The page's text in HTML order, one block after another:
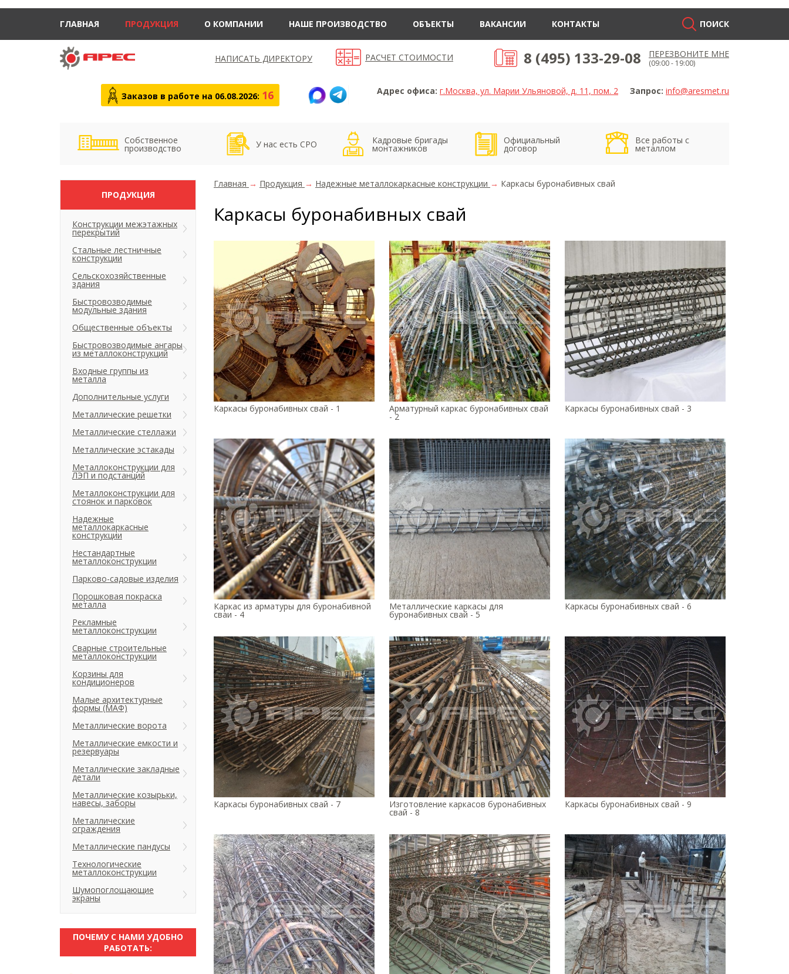
ГЛАВНАЯ ПРОДУКЦИЯ О КОМПАНИИ НАШЕ ПРОИЗВОДСТВО ОБЪЕКТЫ ВАКАНСИИ КОНТАКТЫ ПОИСК
НАПИСАТЬ ДИРЕКТОРУ РАСЧЕТ СТОИМОСТИ 8 (495) 133-29-08 ПЕРЕЗВОНИТЕ МНЕ
(09:00 - 19:00)
Адрес офиса: г.Москва, ул. Марии Ульяновой, д. 11, пом. 2 Запрос: info@aresmet.ru
Заказов в работе на 06.08.2026: 16
Собственное
производство У нас есть СРО Кадровые бригады
монтажников
Официальный
договор
Все работы с
металлом
Главная → Продукция → Надежные металлокаркасные конструкции → Каркасы буронабивных свай
Каркасы буронабивных свай
Каркасы буронабивных свай - 1 Арматурный каркас буронабивных свай
- 2
Каркасы буронабивных свай - 3
Каркас из арматуры для буронабивной
сваи - 4
Металлические каркасы для
буронабивных свай - 5
Каркасы буронабивных свай - 6
Каркасы буронабивных свай - 7 Изготовление каркасов буронабивных
свай - 8
Каркасы буронабивных свай - 9
ПРОДУКЦИЯ
Конструкции межэтажных
перекрытий
Стальные лестничные
конструкции
Сельскохозяйственные
здания
Быстровозводимые
модульные здания
Общественные объекты
Быстровозводимые ангары
из металлоконструкций
Входные группы из
металла
Дополнительные услуги
Металлические решетки
Металлические стеллажи
Металлические эстакады
Металлоконструкции для
ЛЭП и подстанций
Металлоконструкции для
стоянок и парковок
Надежные
металлокаркасные
конструкции
Нестандартные
металлоконструкции
Парково-садовые изделия
Порошковая покраска
металла
Рекламные
металлоконструкции
Сварные строительные
металлоконструкции
Корзины для
кондиционеров
Малые архитектурные
формы (МАФ)
Металлические ворота
Металлические емкости и
резервуары
Металлические закладные
детали
Металлические козырьки,
навесы, заборы
Металлические
ограждения
Металлические пандусы
Технологические
металлоконструкции
Шумопоглощающие
экраны
ПОЧЕМУ С НАМИ УДОБНО
РАБОТАТЬ: